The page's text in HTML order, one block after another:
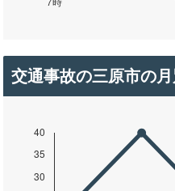
交通事故の三原市の